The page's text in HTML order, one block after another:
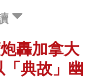
轟加拿大
「典故」幽